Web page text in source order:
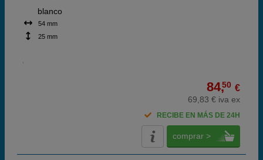
blanco
54 mm
25 mm
84,50 €
69,83 € iva ex
RECIBE EN MÁS DE 24H
comprar >